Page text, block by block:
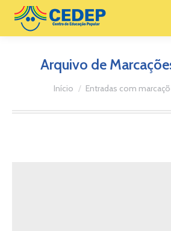
Arquivo de
Você está aqui:
Início Entradas com